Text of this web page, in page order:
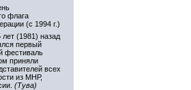
флага
(с 1994 г.)
лет (1981) назад
первый
фестиваль
приняли
всех
из МНР,
(Тува)